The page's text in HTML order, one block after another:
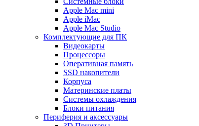
Apple Mac mini
Apple iMac
Apple Mac Studio
Комплектующие для ПК
Видеокарты
Процессоры
Оперативная память
SSD накопители
Корпуса
Материнские платы
Системы охлаждения
Блоки питания
Периферия и аксессуары